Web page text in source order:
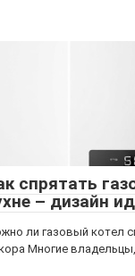
спрятать
– дизайн
ли газовый котел
Многие